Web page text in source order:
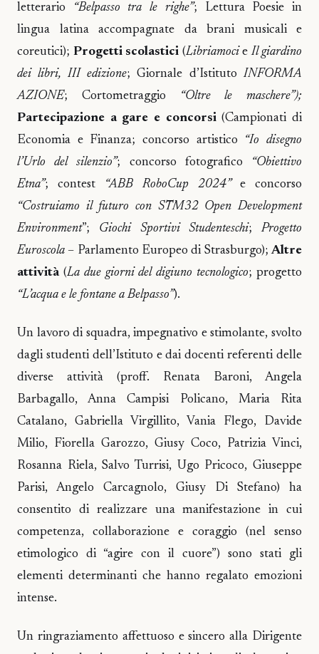
letterario
“Belpasso tra le righe”; Lettura Poesie in
lingua latina accompagnate da brani musicali e
coreutici); Progetti scolastici (LibriamocieIl giardino
dei libri, III edizione; Giornale d’IstitutoINFORMA
AZIONE; Cortometraggio
“Oltre le maschere”);
Partecipazione a gare e concorsi(Campionati di
Economia e Finanza; concorso artistico “Io disegno
l’Urlo del silenzio”; concorso fotografico
“Obiettivo
Etna”; contest “ABB RoboCup 2024” e concorso
“Costruiamo il futuro con STM32 Open Development
Environment”; Giochi Sportivi Studenteschi;Progetto
Euroscola – Parlamento Europeo di Strasburgo);Altre
attività(La due giorni del digiuno tecnologico; progetto
“L’acqua e le fontane a Belpasso”).
Un lavoro di squadra, impegnativo e stimolante, svolto
dagli studenti dell’Istituto e dai docenti referenti delle
diverse attività (proff. Renata Baroni, Angela
Barbagallo, Anna Campisi Policano, Maria Rita
Catalano, Gabriella Virgillito, Vania Flego, Davide
Milio, Fiorella Garozzo, Giusy Coco, Patrizia Vinci,
Rosanna Riela, Salvo Turrisi, Ugo Pricoco, Giuseppe
Parisi, Angelo Carcagnolo, Giusy Di Stefano) ha
consentito di realizzare una manifestazione in cui
competenza, collaborazione e coraggio (nel senso
etimologico di “agire con il cuore”) sono stati gli
elementi determinanti che hanno regalato emozioni
intense.
Un ringraziamento affettuoso e sincero alla Dirigente